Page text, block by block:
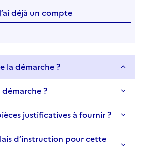
J’ai déjà un compte
la démarche ?
démarche ?
justificatives à fournir ?
d’instruction pour cette